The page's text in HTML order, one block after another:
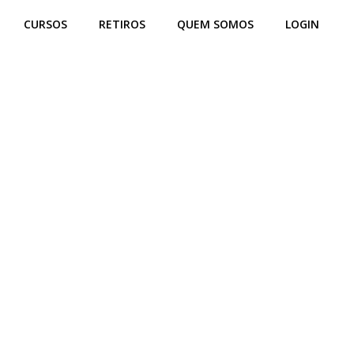
CURSOS RETIROS QUEM SOMOS LOGIN